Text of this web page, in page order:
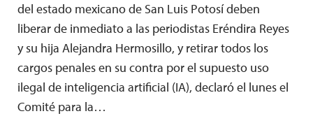
del estado mexicano de San Luis Potosí deben
liberar de inmediato a las periodistas Eréndira Reyes
y su hija Alejandra Hermosillo, y retirar todos los
cargos penales en su contra por el supuesto uso
ilegal de inteligencia artificial (IA), declaró el lunes el
Comité para la…